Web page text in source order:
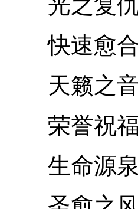
快速愈合
天籁之音
荣誉祝福
生命源泉